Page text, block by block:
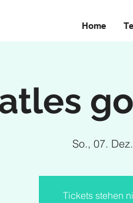
Home
So., 07. Dez.
Tickets stehen